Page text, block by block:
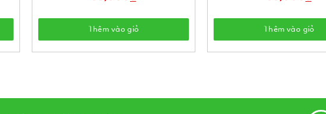
Thêm vào giỏ Thêm vào giỏ